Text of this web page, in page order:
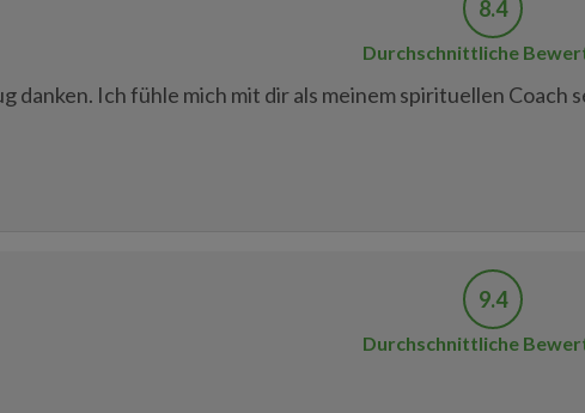
8.4
Durchschnittliche
danken. Ich fühle mich mit dir als meinem spirituellen Coach
9.4
Durchschnittliche